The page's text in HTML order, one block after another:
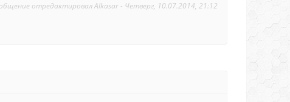
отредактировалAlkasar- Четверг, 10.07.2014, 21:12